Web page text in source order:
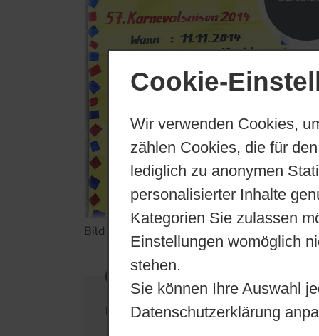
Cookie-
Wir verwenden Cookies,
zählen Cookies, die für
lediglich zu anonymen
personalisierter Inhalte
Kategorien Sie zulassen
Einstellungen womöglich
stehen.
Sie können Ihre Auswahl
Datenschutzerklärung
Bild zur Meldung: Der 11.11 um 11:11 Uhr
Downloads